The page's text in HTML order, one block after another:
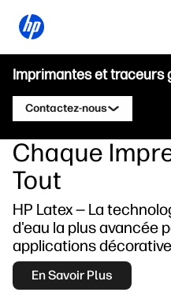
Imprimantes et traceurs
Contactez-nous
Contacter un spécialiste
Contacter un expert HP
Contactez un expert HP
Contacter un expert HP
Produits
Traceurs techniques HP
Imprimantes graphiques HP
Imprimantes HP PageWide XL
Imprimantes HP Latex
Solutions et services
Solutions d'impression HP
HP PrintOS Production Hub
HP Professional Print Service
Applications
Ressources
Centre d'apprentissage
Blogue
Chaque
Tout
HP Latex — La
d'eau la plus avancée
applications
En Savoir Plus